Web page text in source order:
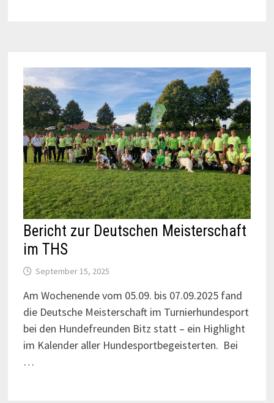
Bericht zur Deutschen Meisterschaft
im THS
September 15, 2025
Am Wochenende vom 05.09. bis 07.09.2025 fand
die Deutsche Meisterschaft im Turnierhundesport
bei den Hundefreunden Bitz statt – ein Highlight
im Kalender aller Hundesportbegeisterten. Bei
…